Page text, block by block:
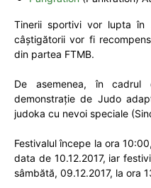
Tinerii sportivi vor lupta în
câștigătorii vor fi
din partea FTMB.
De asemenea, în
demonstrație de Judo
judoka cu nevoi speciale
Festivalul începe la ora
data de 10.12.2017, iar
sâmbătă, 09.12.2017, la ora